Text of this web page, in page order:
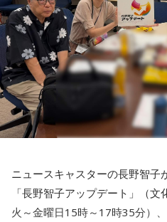
だからこうなったんだ、みたい
とは、たっぷり話し合ったと思
長野 「うん」
角谷「立憲民主党、公明党と、
（3党）が合流する、と言って
うか、という気持ちになります
いうものがあります」
長野「ぜひ教えてください。や
ニュースキャスターの長野智子
「長野智子アップデート」（文
火～金曜日15時～17時35分）